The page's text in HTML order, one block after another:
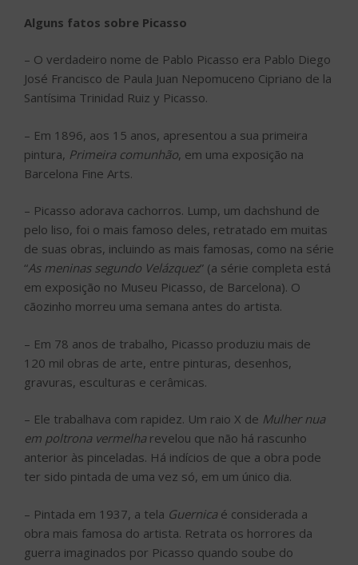
Alguns fatos sobre Picasso
– O verdadeiro nome de Pablo Picasso era Pablo Diego
José Francisco de Paula Juan Nepomuceno Cipriano de la
Santísima Trinidad Ruiz y Picasso.
– Em 1896, aos 15 anos, apresentou a sua primeira
pintura, Primeira comunhão, em uma exposição na
Barcelona Fine Arts.
– Picasso adorava cachorros. Lump, um dachshund de
pelo liso, foi o mais famoso deles, retratado em muitas
de suas obras, incluindo as mais famosas, como na série
“As meninas segundo Velázquez” (a série completa está
em exposição no Museu Picasso, de Barcelona). O
cãozinho morreu uma semana antes do artista.
– Em 78 anos de trabalho, Picasso produziu mais de
120 mil obras de arte, entre pinturas, desenhos,
gravuras, esculturas e cerâmicas.
– Ele trabalhava com rapidez. Um raio X de Mulher nua
em poltrona vermelha revelou que não há rascunho
anterior às pinceladas. Há indícios de que a obra pode
ter sido pintada de uma vez só, em um único dia.
– Pintada em 1937, a tela Guernica é considerada a
obra mais famosa do artista. Retrata os horrores da
guerra imaginados por Picasso quando soube do